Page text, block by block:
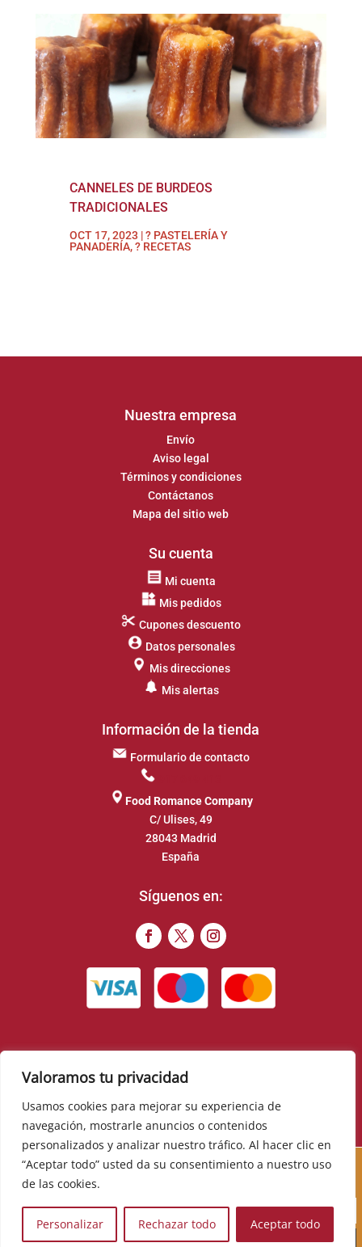
Valoramos tu privacidad
Usamos cookies para mejorar su experiencia de
navegación, mostrarle anuncios o contenidos
personalizados y analizar nuestro tráfico. Al hacer clic en
“Aceptar todo” usted da su consentimiento a nuestro uso
de las cookies.
Personalizar Rechazar todo Aceptar todo
CANNELES DE BURDEOS
TRADICIONALES
OCT 17, 2023 |? PASTELERÍA Y
PANADERÍA,? RECETAS
Nuestra empresa
Envío
Aviso legal
Términos y condiciones
Contáctanos
Mapa del sitio web
Su cuenta
Mi cuenta
Mis pedidos
Cupones descuento
Datos personales
Mis direcciones
Mis alertas
Información de la tienda
Formulario de contacto
Food Romance Company
C/ Ulises, 49
28043 Madrid
España
Síguenos en:
© 2022 – Food Romance Company – Todos los derechos
reservados
Cursos, novedades, promociones y mucho más. Sé el